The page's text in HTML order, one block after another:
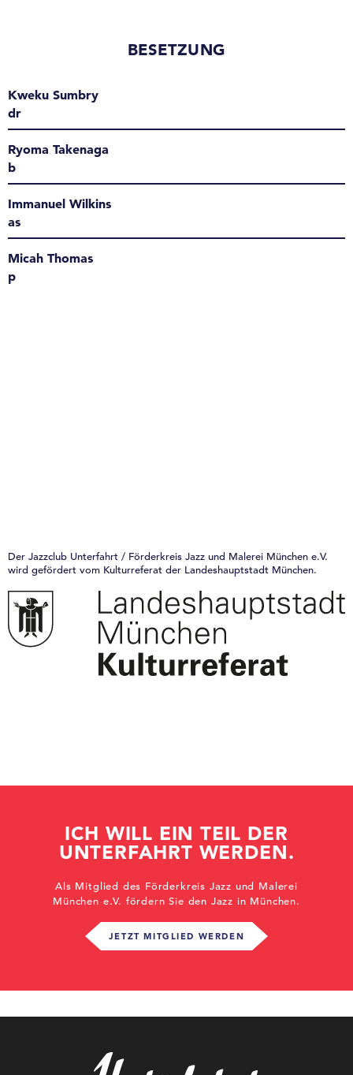
BESETZUNG
Kweku Sumbry
dr
Ryoma Takenaga
b
Immanuel Wilkins
as
Micah Thomas
p
Der Jazzclub Unterfahrt / Förderkreis Jazz und Malerei München e.V.
wird gefördert vom Kulturreferat der Landeshauptstadt München.
ICH WILL EIN TEIL DER
UNTERFAHRT WERDEN.
Als Mitglied des Förderkreis Jazz und Malerei
München e.V. fördern Sie den Jazz in München.
JETZT MITGLIED WERDEN